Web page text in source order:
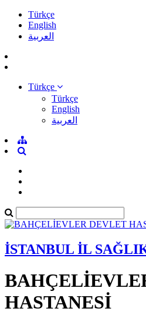
Türkçe
English
العربية
Türkçe
Türkçe
English
العربية
İSTANBUL İL
HASTANESİ